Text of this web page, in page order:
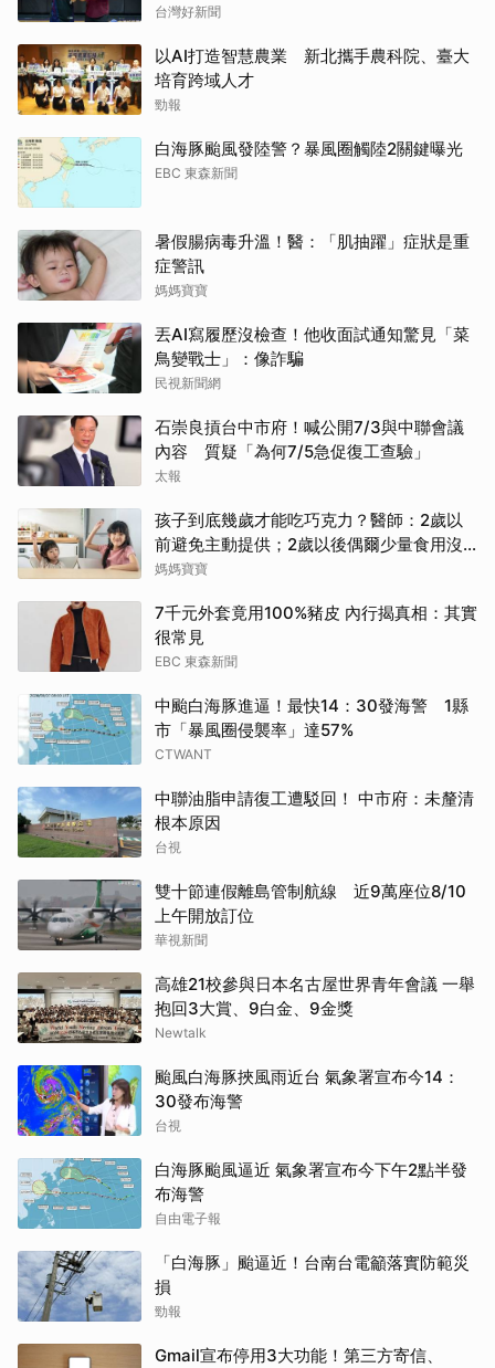
台灣好新聞
以AI打造智慧農業 新北攜手農科院、臺大
培育跨域人才
勁報
白海豚颱風發陸警？暴風圈觸陸2關鍵曝光
EBC 東森新聞
暑假腸病毒升溫！醫：「肌抽躍」症狀是重
症警訊
媽媽寶寶
丟AI寫履歷沒檢查！他收面試通知驚見「菜
鳥變戰士」：像詐騙
民視新聞網
石崇良摃台中市府！喊公開7/3與中聯會議
內容 質疑「為何7/5急促復工查驗」
太報
孩子到底幾歲才能吃巧克力？醫師：2歲以
前避免主動提供；2歲以後偶爾少量食用沒
問題
媽媽寶寶
7千元外套竟用100%豬皮 內行揭真相：其實
很常見
EBC 東森新聞
中颱白海豚進逼！最快14：30發海警 1縣
市「暴風圈侵襲率」達57%
CTWANT
中聯油脂申請復工遭駁回！ 中市府：未釐清
根本原因
台視
雙十節連假離島管制航線 近9萬座位8/10
上午開放訂位
華視新聞
高雄21校參與日本名古屋世界青年會議 一舉
抱回3大賞、9白金、9金獎
Newtalk
颱風白海豚挾風雨近台 氣象署宣布今14：
30發布海警
台視
白海豚颱風逼近 氣象署宣布今下午2點半發
布海警
自由電子報
「白海豚」颱逼近！台南台電籲落實防範災
損
勁報
Gmail宣布停用3大功能！第三方寄信、